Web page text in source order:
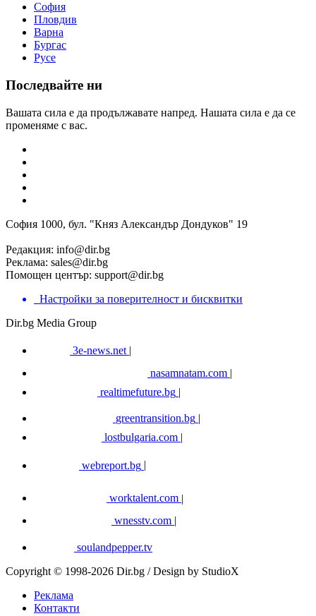
София
Пловдив
Варна
Бургас
Русе
Последвайте ни
Вашата сила е да продължавате напред. Нашата сила е да се
променяме с вас.
София 1000, бул. "Княз Александър Дондуков" 19
Редакция: info@dir.bg
Реклама: sales@dir.bg
Помощен център: support@dir.bg
Настройки за поверителност и бисквитки
Dir.bg Media Group
3e-news.net |
nasamnatam.com |
realtimefuture.bg |
greentransition.bg |
lostbulgaria.com |
webreport.bg
worktalent.com |
wnesstv.com |
soulandpepper.tv
Copyright © 1998-2026 Dir.bg / Design by StudioX
Реклама
Контакти